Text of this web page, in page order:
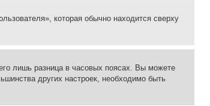
которая обычно находится сверху
лишь разница в часовых поясах. Вы можете
других настроек, необходимо быть